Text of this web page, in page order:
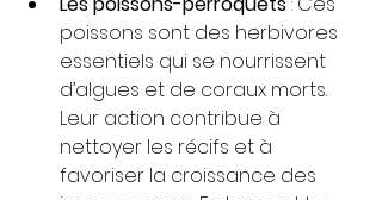
poissons sont des herbivores
essentiels qui se nourrissent
d’algues et de coraux morts.
Leur action contribue à
nettoyer les récifs et à
favoriser la croissance des